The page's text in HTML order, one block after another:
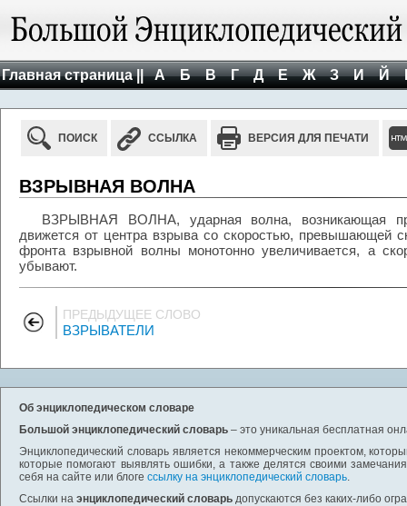
Главная страница || А Б В Г Д Е Ж З И Й
ПОИСК ССЫЛКА ВЕРСИЯ ДЛЯ ПЕЧАТИ
ВЗРЫВНАЯ ВОЛНА
ВЗРЫВНАЯ ВОЛНА, ударная волна, возникающая
движется от центра взрыва со скоростью, превышающей
фронта взрывной волны монотонно увеличивается, а
убывают.
ПРЕДЫДУЩЕЕ СЛОВО
ВЗРЫВАТЕЛИ
Об энциклопедическом словаре
Большой энциклопедический словарь – это уникальная бесплатная
Энциклопедический словарь является некоммерческим проектом,
которые помогают выявлять ошибки, а также делятся своими
себя на сайте или блоге ссылку на энциклопедический словарь.
Ссылки на энциклопедический словарь допускаются без каких-либо